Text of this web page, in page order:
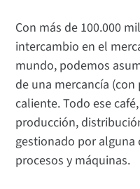
Con más de 100.000
intercambio en el
mundo, podemos
de una mercancía
caliente. Todo ese
producción,
gestionado por alguna
procesos y máquinas.